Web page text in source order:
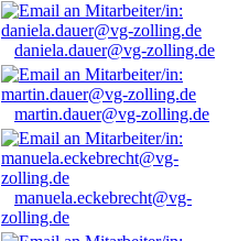
daniela.dauer@vg-zolling.de
martin.dauer@vg-zolling.de
manuela.eckebrecht@vg-
zolling.de